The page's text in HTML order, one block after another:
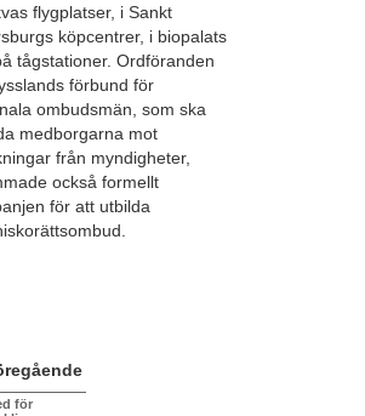
flygplatser, i Sankt
köpcentrer, i biopalats
tågstationer. Ordföranden
förbund för
ombudsmän, som ska
medborgarna mot
från myndigheter,
också formellt
för att utbilda
för